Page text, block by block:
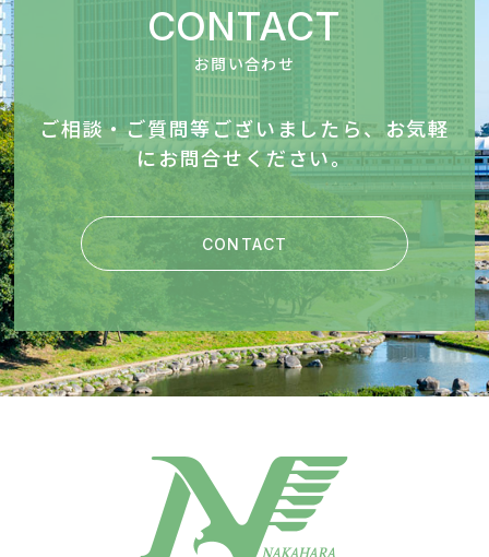
CONTACT
お問い合わせ
ご相談・ご質問等ございましたら、お気軽
にお問合せください。
CONTACT